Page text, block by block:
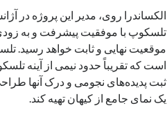
الکساندرا روی، مدیر این پروژه در
تلسکوپ با موفقیت پیشرفت و به زودی
است که تقریباً حدود نیمی از آینه
ثبت پدیده‌های نجومی و درک آنها
یک نمای جامع از کیهان تهیه کند.